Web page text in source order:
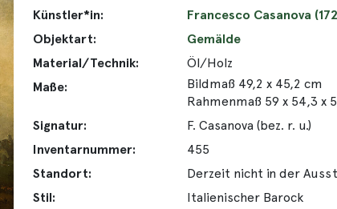
Künstler*in:
Francesco Casanova
Objektart:
Gemälde
Material/Technik:
Öl/Holz
Maße:
Bildmaß 49,2 x 45,2 cm
Rahmenmaß 59 x 54,3 x
Signatur:
F. Casanova (bez. r. u.)
Inventarnummer:
455
Standort:
Derzeit nicht in der
Stil:
Italienischer Barock